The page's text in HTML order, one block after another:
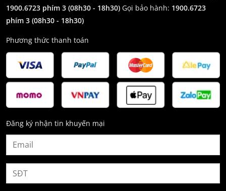
1900.6723 phím 3 (08h30 - 18h30) Gọi bảo hành: 1900.6723
phím 3 (08h30 - 18h30)
Phương thức thanh toán
Đăng ký nhận tin khuyến mại